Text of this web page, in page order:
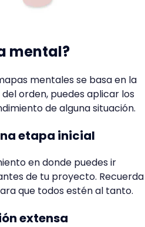
mental?
mentales se basa en la
orden, puedes aplicar los
de alguna situación.
etapa inicial
en donde puedes ir
de tu proyecto. Recuerda
que todos estén al tanto.
extensa